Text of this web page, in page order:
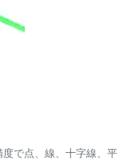
で点、線、十字線、平